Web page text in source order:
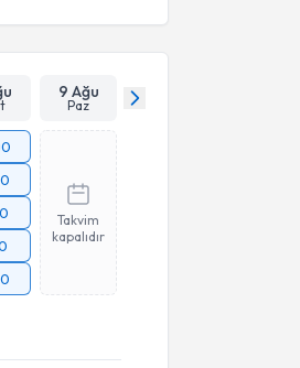
9 Ağu
Paz
Takvim
kapalıdır